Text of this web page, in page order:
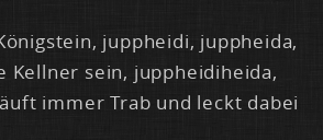
jupp­hei­di, jupp­hei­da,
Kell­ner sein, jupp­hei­di­hei­da,
im­mer Trab und leckt da­bei